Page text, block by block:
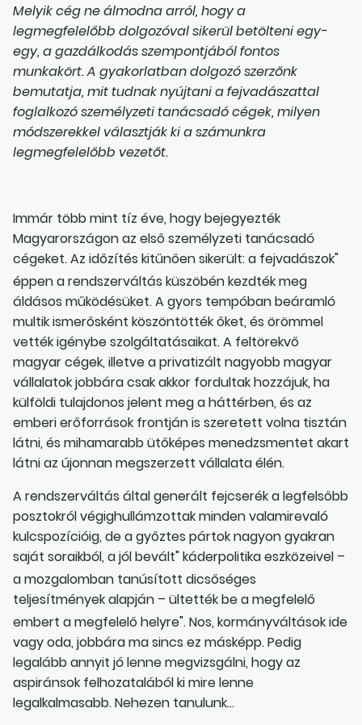
Melyik cég ne álmodna arról, hogy a
legmegfelelőbb dolgozóval sikerül betölteni egy-
egy, a gazdálkodás szempontjából fontos
munkakört. A gyakorlatban dolgozó szerzőnk
bemutatja, mit tudnak nyújtani a fejvadászattal
foglalkozó személyzeti tanácsadó cégek, milyen
módszerekkel választják ki a számunkra
legmegfelelőbb vezetőt.
Immár több mint tíz éve, hogy bejegyezték
Magyarországon az első személyzeti tanácsadó
cégeket. Az időzítés kitűnően sikerült: a fejvadászok"
éppen a rendszerváltás küszöbén kezdték meg
áldásos működésüket. A gyors tempóban beáramló
multik ismerősként köszöntötték őket, és örömmel
vették igénybe szolgáltatásaikat. A feltörekvő
magyar cégek, illetve a privatizált nagyobb magyar
vállalatok jobbára csak akkor fordultak hozzájuk, ha
külföldi tulajdonos jelent meg a háttérben, és az
emberi erőforrások frontján is szeretett volna tisztán
látni, és mihamarabb ütőképes menedzsmentet akart
látni az újonnan megszerzett vállalata élén.
A rendszerváltás által generált fejcserék a legfelsőbb
posztokról végighullámzottak minden valamirevaló
kulcspozícióig, de a győztes pártok nagyon gyakran
saját soraikból, a jól bevált" káderpolitika eszközeivel –
a mozgalomban tanúsított dicsőséges
teljesítmények alapján – ültették be a megfelelő
embert a megfelelő helyre". Nos, kormányváltások ide
vagy oda, jobbára ma sincs ez másképp. Pedig
legalább annyit jó lenne megvizsgálni, hogy az
aspiránsok felhozatalából ki mire lenne
legalkalmasabb. Nehezen tanulunk...